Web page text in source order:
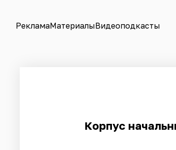
РекламаМатериалыВидеоподкасты
Корпус